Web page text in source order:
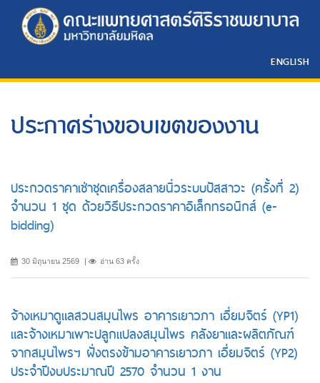
ENGLISH
ประกาศร่างขอบเขตของงาน
ประกวดราคาเช่าชุดเครื่องสลายนิ่วระบบปัสสาวะ (ครั้งที่ 2)
จำนวน 1 ชุด ด้วยวิธีประกวดราคาอิเล็กทรอนิกส์ (e-
bidding)
30 มิถุนายน 2569 อ่าน 63 ครั้ง
จ้างเหมาดูแลสวนสมุนไพร อาคารเยาวภา เอี่ยมจิตร์ (YP1)
และจ้างเหมาเพาะปลูกแปลงสมุนไพร คลังยาและผลิตภัณฑ์
จากสมุนไพรฯ ฝั่งตรงข้ามอาคารเยาวภา เอี่ยมจิตร์ (YP2)
ประจำปีงบประมาณปี 2570 จำนวน 1 งาน